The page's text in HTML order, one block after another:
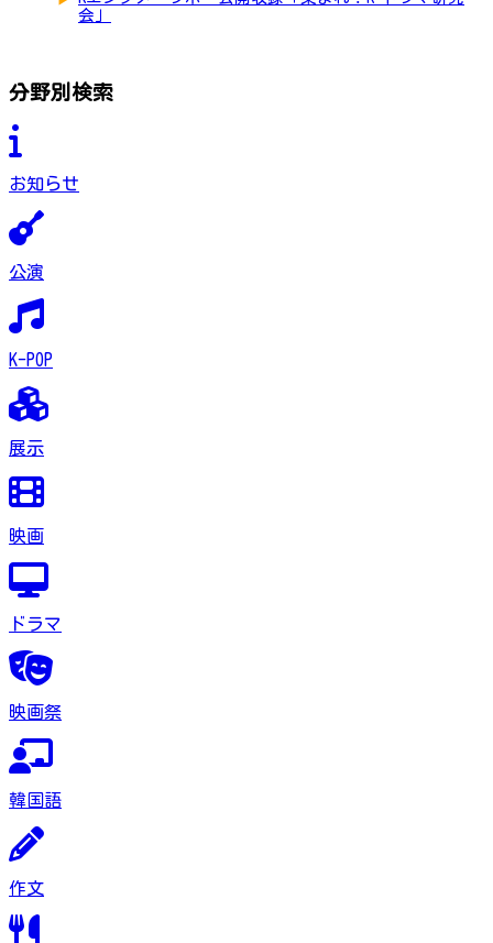
会」
分野別検索
お知らせ
公演
K-POP
展示
映画
ドラマ
映画祭
韓国語
作文